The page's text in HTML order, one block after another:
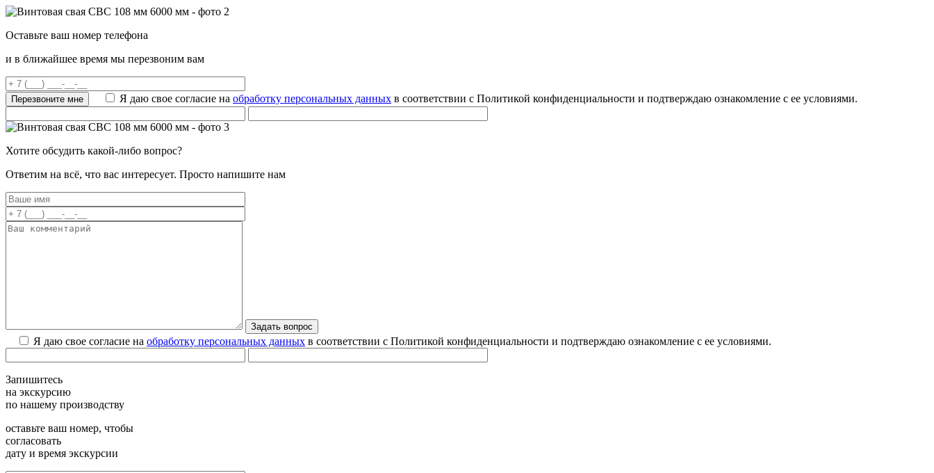
Оставьте ваш номер телефона
и в ближайшее время мы перезвоним вам
Я даю свое согласие на обработку персональных данных в соответствии с Политикой конфиденциальности и подтверждаю ознакомление с ее условиями.
Хотите обсудить какой-либо вопрос?
Ответим на всё, что вас интересует. Просто напишите нам
Я даю свое согласие на обработку персональных данных в соответствии с Политикой конфиденциальности и подтверждаю ознакомление с ее условиями.
Запишитесь
на экскурсию
по нашему производству
оставьте ваш номер, чтобы
согласовать
дату и время экскурсии